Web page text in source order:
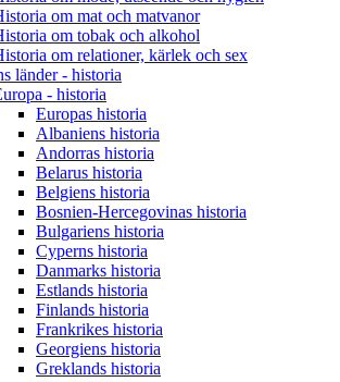
om mat och matvanor
om tobak och alkohol
om relationer, kärlek och sex
länder - historia
- historia
Europas historia
Albaniens historia
Andorras historia
Belarus historia
Belgiens historia
Bosnien-Hercegovinas historia
Bulgariens historia
Cyperns historia
Danmarks historia
Estlands historia
Finlands historia
Frankrikes historia
Georgiens historia
Greklands historia